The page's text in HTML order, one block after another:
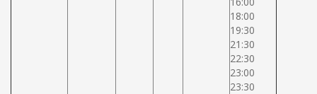
18:00
19:30
21:30
22:30
23:00
23:30